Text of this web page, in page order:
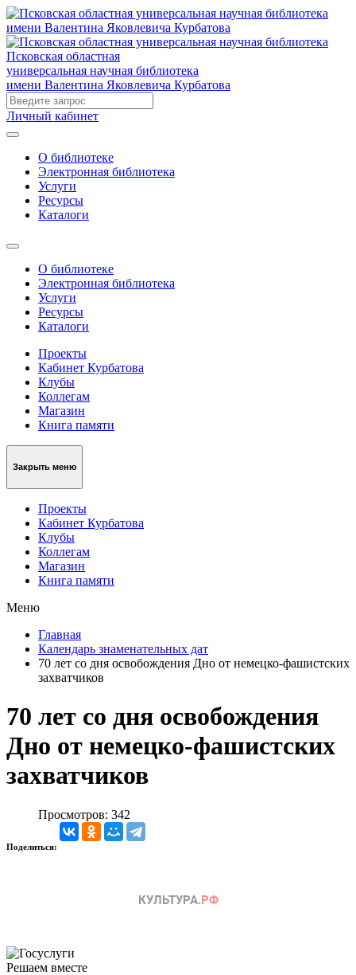
Псковская областная
универсальная научная библиотека
имени Валентина Яковлевича Курбатова
Личный кабинет
О библиотеке
Электронная библиотека
Услуги
Ресурсы
Каталоги
О библиотеке
Электронная библиотека
Услуги
Ресурсы
Каталоги
Проекты
Кабинет Курбатова
Клубы
Коллегам
Магазин
Книга памяти
Закрыть меню
Проекты
Кабинет Курбатова
Клубы
Коллегам
Магазин
Книга памяти
Меню
Главная
Календарь знаменательных дат
70 лет со дня освобождения Дно от немецко-фашистских
захватчиков
70 лет со дня освобождения
Дно от немецко-фашистских
захватчиков
Просмотров: 342
Поделиться:
Решаем вместе